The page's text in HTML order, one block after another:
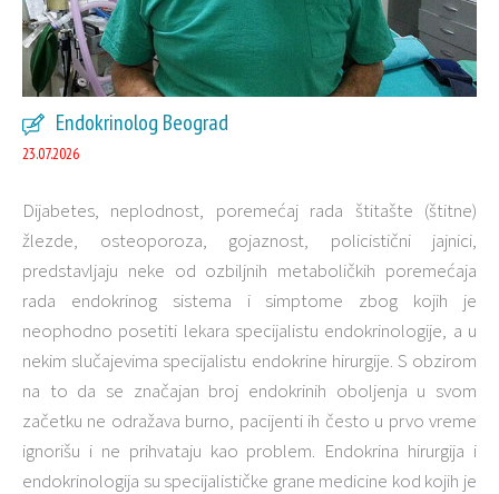
Endokrinolog Beograd
23.07.2026
Dijabetes, neplodnost, poremećaj rada štitašte (štitne)
žlezde, osteoporoza, gojaznost, policistični jajnici,
predstavljaju neke od ozbiljnih metaboličkih poremećaja
rada endokrinog sistema i simptome zbog kojih je
neophodno posetiti lekara specijalistu endokrinologije, a u
nekim slučajevima specijalistu endokrine hirurgije. S obzirom
na to da se značajan broj endokrinih oboljenja u svom
začetku ne odražava burno, pacijenti ih često u prvo vreme
ignorišu i ne prihvataju kao problem. Endokrina hirurgija i
endokrinologija su specijalističke grane medicine kod kojih je